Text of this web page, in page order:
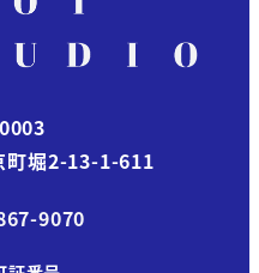
町堀2-13-1-611
9070